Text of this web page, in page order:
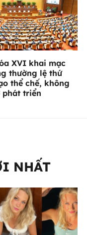
XVI khai mạc
thường lệ thứ
thể chế, không
phát triển
NHẤT